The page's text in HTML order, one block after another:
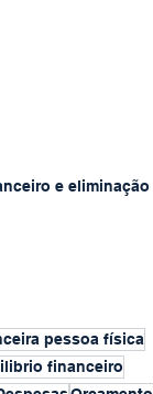
e eliminação
pessoa física
financeiro